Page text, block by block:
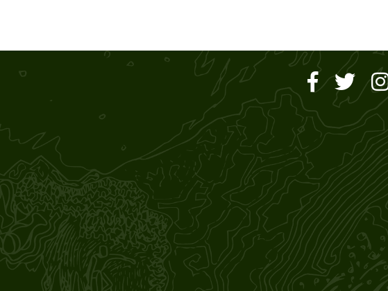
M'S – サウンドエムズ